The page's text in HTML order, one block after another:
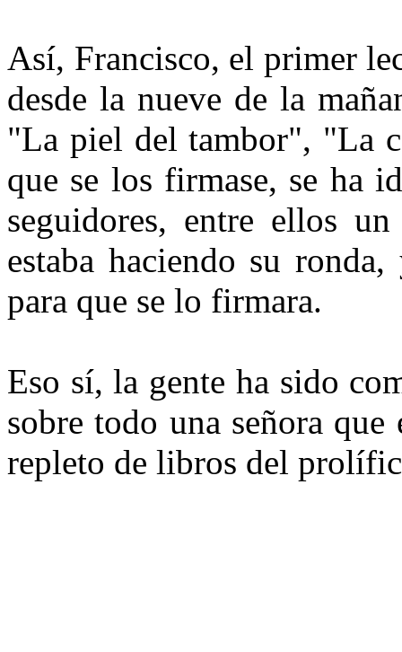
Así, Francisco, el primer
desde la nueve de la
"La piel del tambor", "La
que se los firmase, se ha
seguidores, entre ellos
estaba haciendo su
para que se lo firmara.
Eso sí, la gente ha sido
sobre todo una señora
repleto de libros del